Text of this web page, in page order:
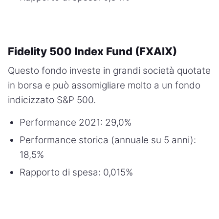
Fidelity 500 Index Fund (FXAIX)
Questo fondo investe in grandi società quotate
in borsa e può assomigliare molto a un fondo
indicizzato S&P 500.
Performance 2021: 29,0%
Performance storica (annuale su 5 anni):
18,5%
Rapporto di spesa: 0,015%